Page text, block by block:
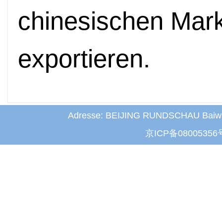
chinesischen
exportieren.
Adresse: BEIJING RUNDSCHAU
京ICP备08005356